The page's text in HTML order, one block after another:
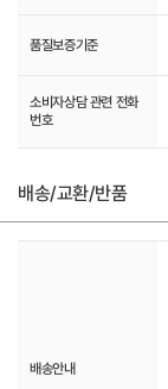
품질보증기준
소비자상담 관련 전화
번호
배송/교환/반품
배송안내